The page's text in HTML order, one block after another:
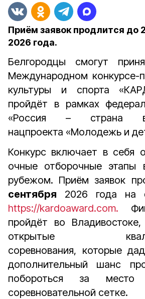
Приём заявок продлится до
2026 года.
Белгородцы смогут
Международном конкурсе-
культуры и спорта
пройдёт в рамках
«Россия – страна
нацпроекта «Молодежь и
Конкурс включает в себя
очные отборочные этапы
рубежом. Приём заявок
сентября 2026 года на
https://kardoaward.com.
пройдёт во Владивостоке,
открытые
соревнования, которые
дополнительный шанс
побороться за
соревновательной сетке.